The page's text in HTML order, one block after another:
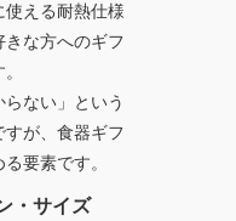
使える耐熱仕様
な方へのギフ
らない」という
すが、食器ギフ
要素です。
・サイズ